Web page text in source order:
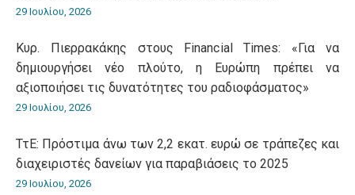
29 Ιουλίου, 2026
Κυρ. Πιερρακάκης στους Financial Times: «Για να
δημιουργήσει νέο πλούτο, η Ευρώπη πρέπει να
αξιοποιήσει τις δυνατότητες του ραδιοφάσματος»
29 Ιουλίου, 2026
ΤτΕ: Πρόστιμα άνω των 2,2 εκατ. ευρώ σε τράπεζες και
διαχειριστές δανείων για παραβιάσεις το 2025
29 Ιουλίου, 2026